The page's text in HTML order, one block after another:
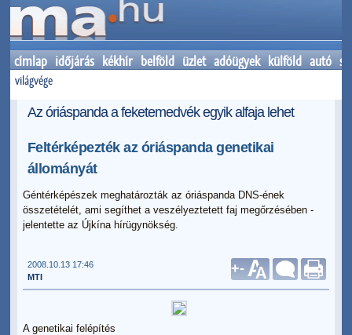
címlap időjárás kékhír belföld üzlet adóügyek külföld autó
világvége
Az óriáspanda a feketemedvék egyik alfaja lehet
Feltérképezték az óriáspanda genetikai
állományát
Géntérképészek meghatározták az óriáspanda DNS-ének
összetételét, ami segíthet a veszélyeztetett faj megőrzésében -
jelentette az Újkína hírügynökség.
2008.10.13 17:46
MTI
+-
A genetikai felépítés